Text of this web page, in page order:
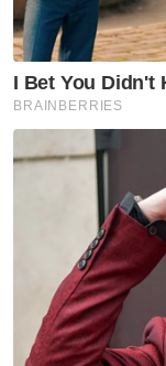
Artikel
Muhammad
lokap
Berapa nak
"Orang
dengan
yang dibeli
kerana ia
berlaku